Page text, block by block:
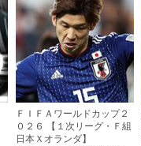
ＦＩＦＡワールドカップ２
０２６ 【１次リーグ・Ｆ組
日本Ｘオランダ】